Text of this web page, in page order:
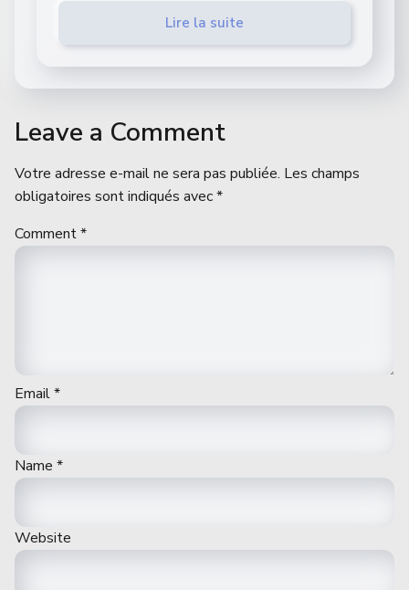
Lire la suite
Leave a Comment
Votre adresse e-mail ne sera pas publiée. Les champs
obligatoires sont indiqués avec*
Comment*
Email*
Name *
Website